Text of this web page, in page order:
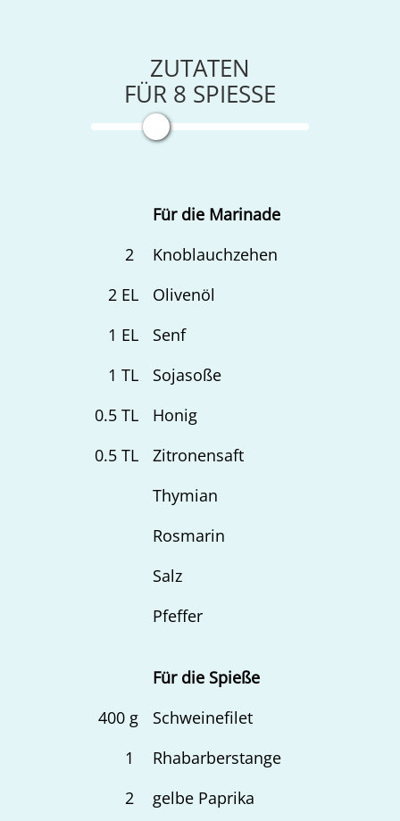
ZUTATEN
FÜR 8 SPIESSE
Für die Marinade
2
Knoblauchzehen
2EL
Olivenöl
1 EL
Senf
1 TL
Sojasoße
0.5TL
Honig
0.5TL
Zitronensaft
Thymian
Rosmarin
Salz
Pfeffer
Für die Spieße
400g
Schweinefilet
1
Rhabarberstange
2
gelbe Paprika